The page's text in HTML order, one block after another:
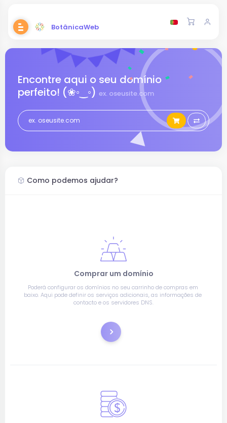
BotânicaWeb
Encontre aqui o seu domínio
perfeito! (❀◦‿◦) ex. oseusite.com
Como podemos ajudar?
Comprar um domínio
Poderá configurar os domínios no seu carrinho de compras em
baixo. Aqui pode definir os serviços adicionais, as informações de
contacto e os servidores DNS.
Registar